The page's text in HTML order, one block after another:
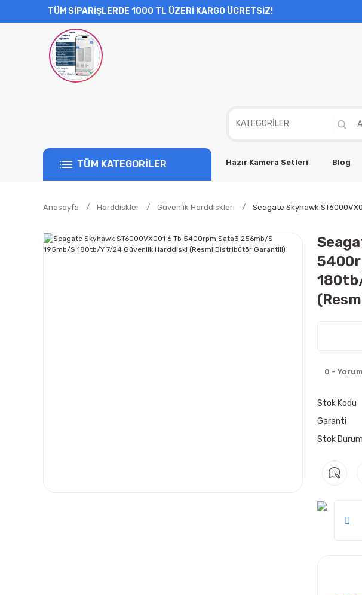
TÜM SİPARİŞLERDE 1000 TL ÜZERİ KARGO ÜCRETSİZ!
TÜM KATEGORİLER Hazır Kamera Setleri Blog
Anasayfa Harddiskler Güvenlik Harddiskleri Seagate Skyhawk
0 -
Stok Kodu
Garanti
Stok